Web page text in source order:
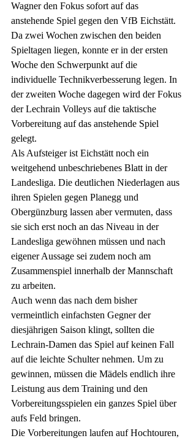
Wagner den Fokus sofort auf das
anstehende Spiel gegen den VfB Eichstätt.
Da zwei Wochen zwischen den beiden
Spieltagen liegen, konnte er in der ersten
Woche den Schwerpunkt auf die
individuelle Technikverbesserung legen. In
der zweiten Woche dagegen wird der Fokus
der Lechrain Volleys auf die taktische
Vorbereitung auf das anstehende Spiel
gelegt.
Als Aufsteiger ist Eichstätt noch ein
weitgehend unbeschriebenes Blatt in der
Landesliga. Die deutlichen Niederlagen aus
ihren Spielen gegen Planegg und
Obergünzburg lassen aber vermuten, dass
sie sich erst noch an das Niveau in der
Landesliga gewöhnen müssen und nach
eigener Aussage sei zudem noch am
Zusammenspiel innerhalb der Mannschaft
zu arbeiten.
Auch wenn das nach dem bisher
vermeintlich einfachsten Gegner der
diesjährigen Saison klingt, sollten die
Lechrain-Damen das Spiel auf keinen Fall
auf die leichte Schulter nehmen. Um zu
gewinnen, müssen die Mädels endlich ihre
Leistung aus dem Training und den
Vorbereitungsspielen ein ganzes Spiel über
aufs Feld bringen.
Die Vorbereitungen laufen auf Hochtouren,